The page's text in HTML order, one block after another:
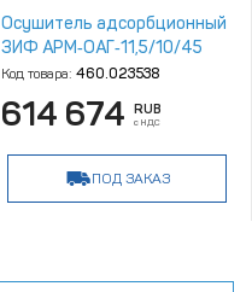
Осушитель адсорбционный
ЗИФ АРМ‑ОАГ‑11,5/10/45
Код товара: 460.023538
614 674 RUB
с НДС
ПОД ЗАКАЗ